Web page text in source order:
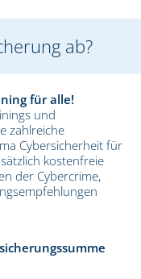
ab?
für alle!
und
zahlreiche
Cybersicherheit für
kostenfreie
der Cybercrime,